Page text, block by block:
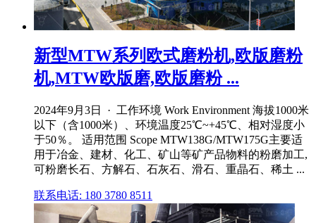
新型MTW系列欧式磨粉机,欧版磨粉
机,MTW欧版磨,欧版磨粉 ...
2024年9月3日 · 工作环境 Work Environment 海拔1000米
以下（含1000米）、环境温度25℃~+45℃、相对湿度小
于50％。 适用范围 Scope MTW138G/MTW175G主要适
用于冶金、建材、化工、矿山等矿产品物料的粉磨加工,
可粉磨长石、方解石、石灰石、滑石、重晶石、稀土 ...
联系电话: 180 3780 8511